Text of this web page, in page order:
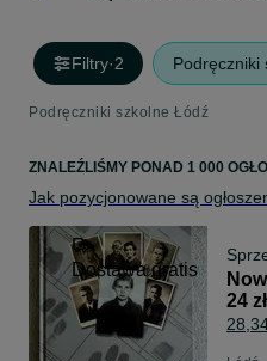
Filtry·2 Podręczniki
Podręczniki szkolne Łódź
ZNALEŹLIŚMY PONAD 1 000
Jak pozycjonowane są
Dostawa gratis
24 zł